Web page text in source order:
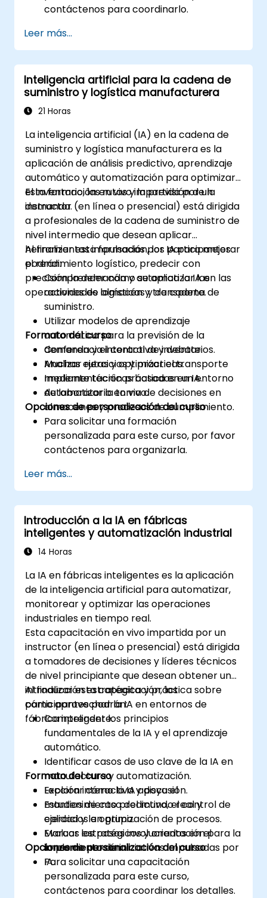
contáctenos para coordinarlo.
Leer más...
Inteligencia artificial para la cadena de
suministro y logística manufacturera
21 Horas
La inteligencia artificial (IA) en la cadena de
suministro y logística manufacturera es la
aplicación de análisis predictivo, aprendizaje
automático y automatización para optimizar
el inventario, las rutas y la previsión de la
demanda.
Esta formación en vivo impartida por un
instructor (en línea o presencial) está dirigida
a profesionales de la cadena de suministro de
nivel intermedio que desean aplicar
herramientas impulsadas por IA para mejorar
el rendimiento logístico, predecir con
precisión la demanda y automatizar las
operaciones de almacén y transporte.
Al finalizar esta formación, los participantes
podrán:
Comprender cómo se aplica la IA en las
actividades logísticas y de cadena de
suministro.
Utilizar modelos de aprendizaje
automático para la previsión de la
demanda y el control de inventarios.
Analizar rutas y optimizar el transporte
mediante técnicas basadas en IA.
Automatizar la toma de decisiones en
almacenes y procesos de cumplimiento.
Formato del curso
Conferencia interactiva y debate.
Muchas ejercicios y prácticas.
Implementación práctica en un entorno
de laboratorio en vivo.
Opciones de personalización del curso
Para solicitar una formación
personalizada para este curso, por favor
contáctenos para organizarla.
Leer más...
Introducción a la IA en fábricas
inteligentes y automatización industrial
14 Horas
La IA en fábricas inteligentes es la aplicación
de la inteligencia artificial para automatizar,
monitorear y optimizar las operaciones
industriales en tiempo real.
Esta capacitación en vivo impartida por un
instructor (en línea o presencial) está dirigida
a tomadores de decisiones y líderes técnicos
de nivel principiante que desean obtener una
introducción estratégica y práctica sobre
cómo aprovechar la IA en entornos de
fábrica inteligente.
Al finalizar esta capacitación, los
participantes podrán:
Comprender los principios
fundamentales de la IA y el aprendizaje
automático.
Identificar casos de uso clave de la IA en
manufactura y automatización.
Explorar cómo la IA apoya el
mantenimiento predictivo, el control de
calidad y la optimización de procesos.
Evaluar los pasos involucrados en el
lanzamiento de iniciativas impulsadas por
IA.
Formato del curso
Lección interactiva y discusión.
Estudios de caso del mundo real y
ejercicios en grupo.
Marcos estratégicos y orientación para la
implementación.
Opciones de personalización del curso
Para solicitar una capacitación
personalizada para este curso,
contáctenos para coordinar los detalles.